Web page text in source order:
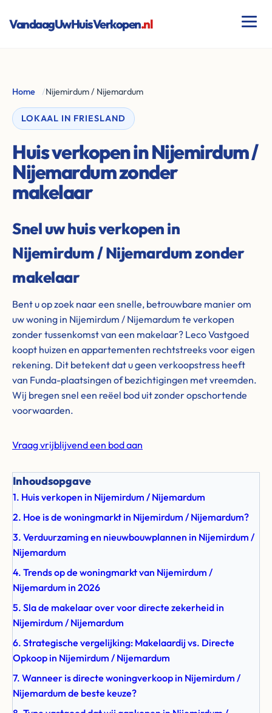
VandaagUwHuisVerkopen.nl
Home /Nijemirdum / Nijemardum
LOKAAL IN FRIESLAND
Huis verkopen in Nijemirdum /
Nijemardum zonder
makelaar
Snel uw huis verkopen in
Nijemirdum / Nijemardum zonder
makelaar
Bent u op zoek naar een snelle, betrouwbare manier om
uw woning in Nijemirdum / Nijemardum te verkopen
zonder tussenkomst van een makelaar? Leco Vastgoed
koopt huizen en appartementen rechtstreeks voor eigen
rekening. Dit betekent dat u geen verkoopstress heeft
van Funda-plaatsingen of bezichtigingen met vreemden.
Wij bregen snel een reëel bod uit zonder opschortende
voorwaarden.
Vraag vrijblijvend een bod aan
Inhoudsopgave
1. Huis verkopen in Nijemirdum / Nijemardum
2. Hoe is de woningmarkt in Nijemirdum / Nijemardum?
3. Verduurzaming en nieuwbouwplannen in Nijemirdum /
Nijemardum
4. Trends op de woningmarkt van Nijemirdum /
Nijemardum in 2026
5. Sla de makelaar over voor directe zekerheid in
Nijemirdum / Nijemardum
6. Strategische vergelijking: Makelaardij vs. Directe
Opkoop in Nijemirdum / Nijemardum
7. Wanneer is directe woningverkoop in Nijemirdum /
Nijemardum de beste keuze?